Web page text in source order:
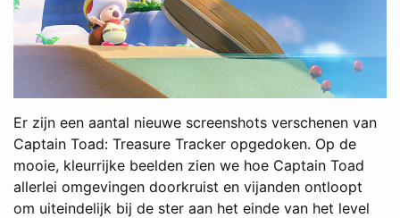
Er zijn een aantal nieuwe screenshots verschenen van
Captain Toad: Treasure Tracker opgedoken. Op de
mooie, kleurrijke beelden zien we hoe Captain Toad
allerlei omgevingen doorkruist en vijanden ontloopt
om uiteindelijk bij de ster aan het einde van het level